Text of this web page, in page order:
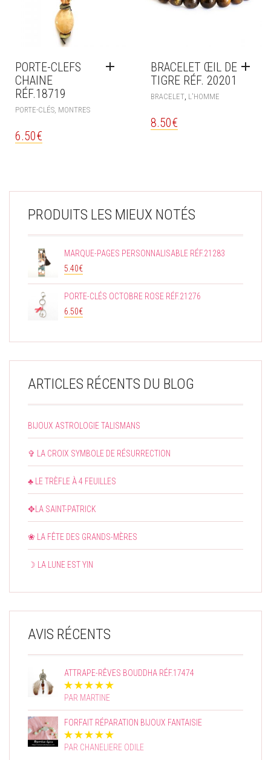
PORTE-CLEFS
CHAINE
RÉF.18719
PORTE-CLÉS, MONTRES
6.50€
BRACELET ŒIL DE
TIGRE RÉF. 20201
BRACELET L'HOMME
8.50€
PRODUITS LES MIEUX NOTÉS
MARQUE-PAGES PERSONNALISABLE RÉF.21283
5.40€
PORTE-CLÉS OCTOBRE ROSE RÉF.21276
6.50€
ARTICLES RÉCENTS DU BLOG
BIJOUX ASTROLOGIE TALISMANS
✞ LA CROIX SYMBOLE DE RÉSURRECTION
♣ LE TRÈFLE À 4 FEUILLES
✥LA SAINT-PATRICK
❀ LA FÊTE DES GRANDS-MÈRES
☽ LA LUNE EST YIN
AVIS RÉCENTS
ATTRAPE-RÊVES BOUDDHA RÉF.17474
PAR MARTINE
FORFAIT RÉPARATION BIJOUX FANTAISIE
PAR CHANELIERE ODILE